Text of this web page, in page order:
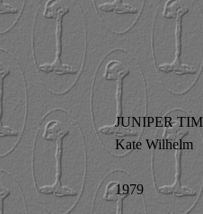
JUNIPER
Kate Wilhelm
1979